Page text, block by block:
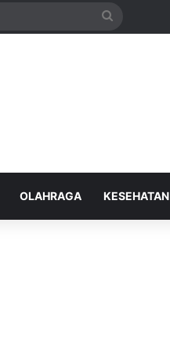
Search
OLAHRAGA KESEHATAN